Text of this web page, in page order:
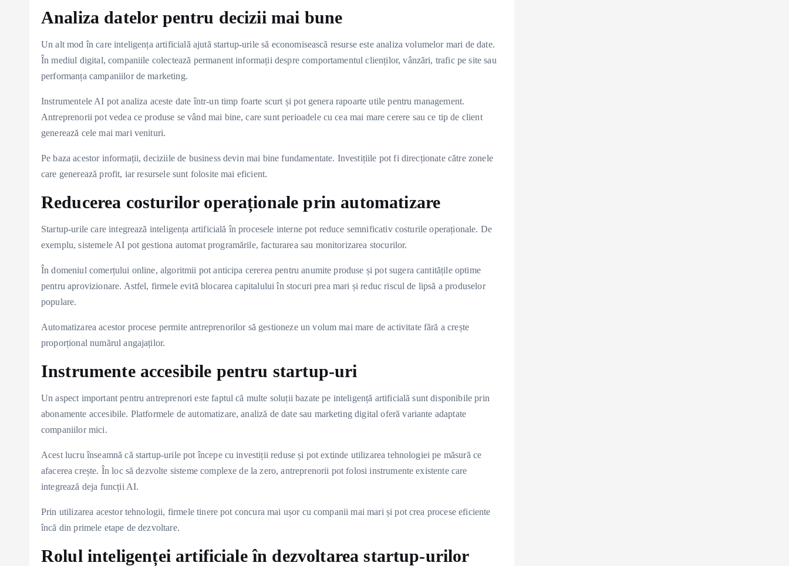
Analiza datelor pentru decizii mai bune
Un alt mod în care inteligența artificială ajută startup-urile să economisească resurse este analiza volumelor mari de date.
În mediul digital, companiile colectează permanent informații despre comportamentul clienților, vânzări, trafic pe site sau
performanța campaniilor de marketing.
Instrumentele AI pot analiza aceste date într-un timp foarte scurt și pot genera rapoarte utile pentru management.
Antreprenorii pot vedea ce produse se vând mai bine, care sunt perioadele cu cea mai mare cerere sau ce tip de client
generează cele mai mari venituri.
Pe baza acestor informații, deciziile de business devin mai bine fundamentate. Investițiile pot fi direcționate către zonele
care generează profit, iar resursele sunt folosite mai eficient.
Reducerea costurilor operaționale prin automatizare
Startup-urile care integrează inteligența artificială în procesele interne pot reduce semnificativ costurile operaționale. De
exemplu, sistemele AI pot gestiona automat programările, facturarea sau monitorizarea stocurilor.
În domeniul comerțului online, algoritmii pot anticipa cererea pentru anumite produse și pot sugera cantitățile optime
pentru aprovizionare. Astfel, firmele evită blocarea capitalului în stocuri prea mari și reduc riscul de lipsă a produselor
populare.
Automatizarea acestor procese permite antreprenorilor să gestioneze un volum mai mare de activitate fără a crește
proporțional numărul angajaților.
Instrumente accesibile pentru startup-uri
Un aspect important pentru antreprenori este faptul că multe soluții bazate pe inteligență artificială sunt disponibile prin
abonamente accesibile. Platformele de automatizare, analiză de date sau marketing digital oferă variante adaptate
companiilor mici.
Acest lucru înseamnă că startup-urile pot începe cu investiții reduse și pot extinde utilizarea tehnologiei pe măsură ce
afacerea crește. În loc să dezvolte sisteme complexe de la zero, antreprenorii pot folosi instrumente existente care
integrează deja funcții AI.
Prin utilizarea acestor tehnologii, firmele tinere pot concura mai ușor cu companii mai mari și pot crea procese eficiente
încă din primele etape de dezvoltare.
Rolul inteligenței artificiale în dezvoltarea startup-urilor